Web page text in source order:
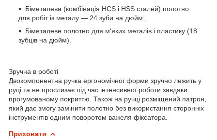
Біметалева (комбінація HCS і HSS сталей) полотно
для робіт із металу — 24 зуби на дюйм;
Біметалеве полотно для м'яких металів і пластику (18
зубців на дюйм).
Зручна в роботі
Двокомпонентна ручка ергономічної форми зручно лежить у
руці та не прослизає під час інтенсивної роботи завдяки
прогумованому покриттю. Також на ручці розміщений патрон,
який дає змогу замінити полотно без використання сторонніх
інструментів одним поворотом важеля фіксатора.
Приховати